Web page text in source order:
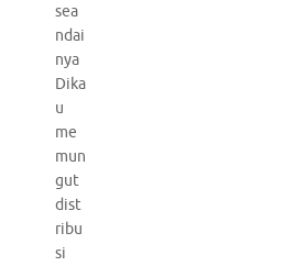
sea
ndai
nya
Dika
u
me
mun
gut
dist
ribu
si